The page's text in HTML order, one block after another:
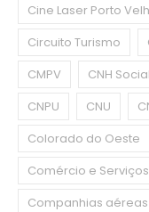
Cine Laser Porto
Circuito Turismo
CMPV
CNH Social
CNPU
CNU
Colorado do Oeste
Comércio e Serviços
Companhias aéreas